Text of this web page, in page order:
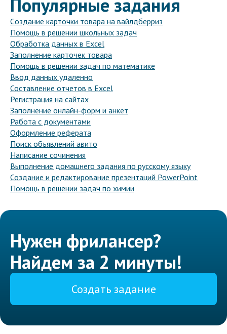
Популярные задания
Cоздание карточки товара на вайлдберриз
Помощь в решении школьных задач
Обработка данных в Excel
Заполнение карточек товара
Помощь в решении задач по математике
Ввод данных удаленно
Составление отчетов в Excel
Регистрация на сайтах
Заполнение онлайн-форм и анкет
Работа с документами
Оформление реферата
Поиск объявлений авито
Написание сочинения
Выполнение домашнего задания по русскому языку
Создание и редактирование презентаций PowerPoint
Помощь в решении задач по химии
Нужен фрилансер?
Найдем за 2 минуты!
Создать задание